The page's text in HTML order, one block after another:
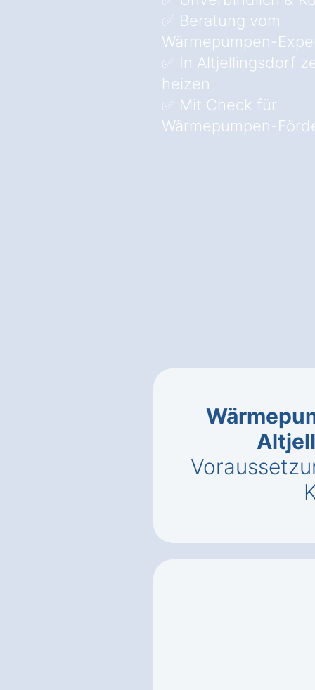
✅ Beratung vom
Wärmepumpen-
✅ In Altjellingsdorf
heizen
✅ Mit Check für
Wärmepumpen-